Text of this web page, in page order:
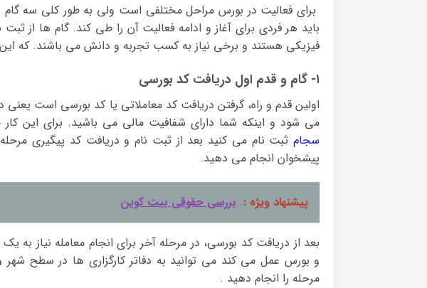
برای فعالیت در بورس مراحل مختلفی است ولی به طور کلی سه
باید هر فردی برای آغاز و ادامه فعالیت آن را طی کند. گام ها
فیزیکی هستند و برخی نیاز به کسب تجربه و دانش می باشند. که این
۱- گام و قدم اول دریافت کد بورسی
اولین قدم و راه، گرفتن دریافت کد معاملاتی یا کد بورسی است
می شود و اینکه شما دارای شفافیت مالی می باشید. برای این کار
سجام ثبت نام می کنید بعد از ثبت نام و دریافت کد پیگیری
پیشخوان انجام می دهید.
پیشنهاد ویژه : بررسی حقوقی بیت کوین
بعد از دریافت کد بورسی، در مرحله آخر برای انجام معامله نیاز به
و بورس عمل می کند می توانید به دفاتر کارگزاری ها در سطح شهر
مرحله را انجام دهید .